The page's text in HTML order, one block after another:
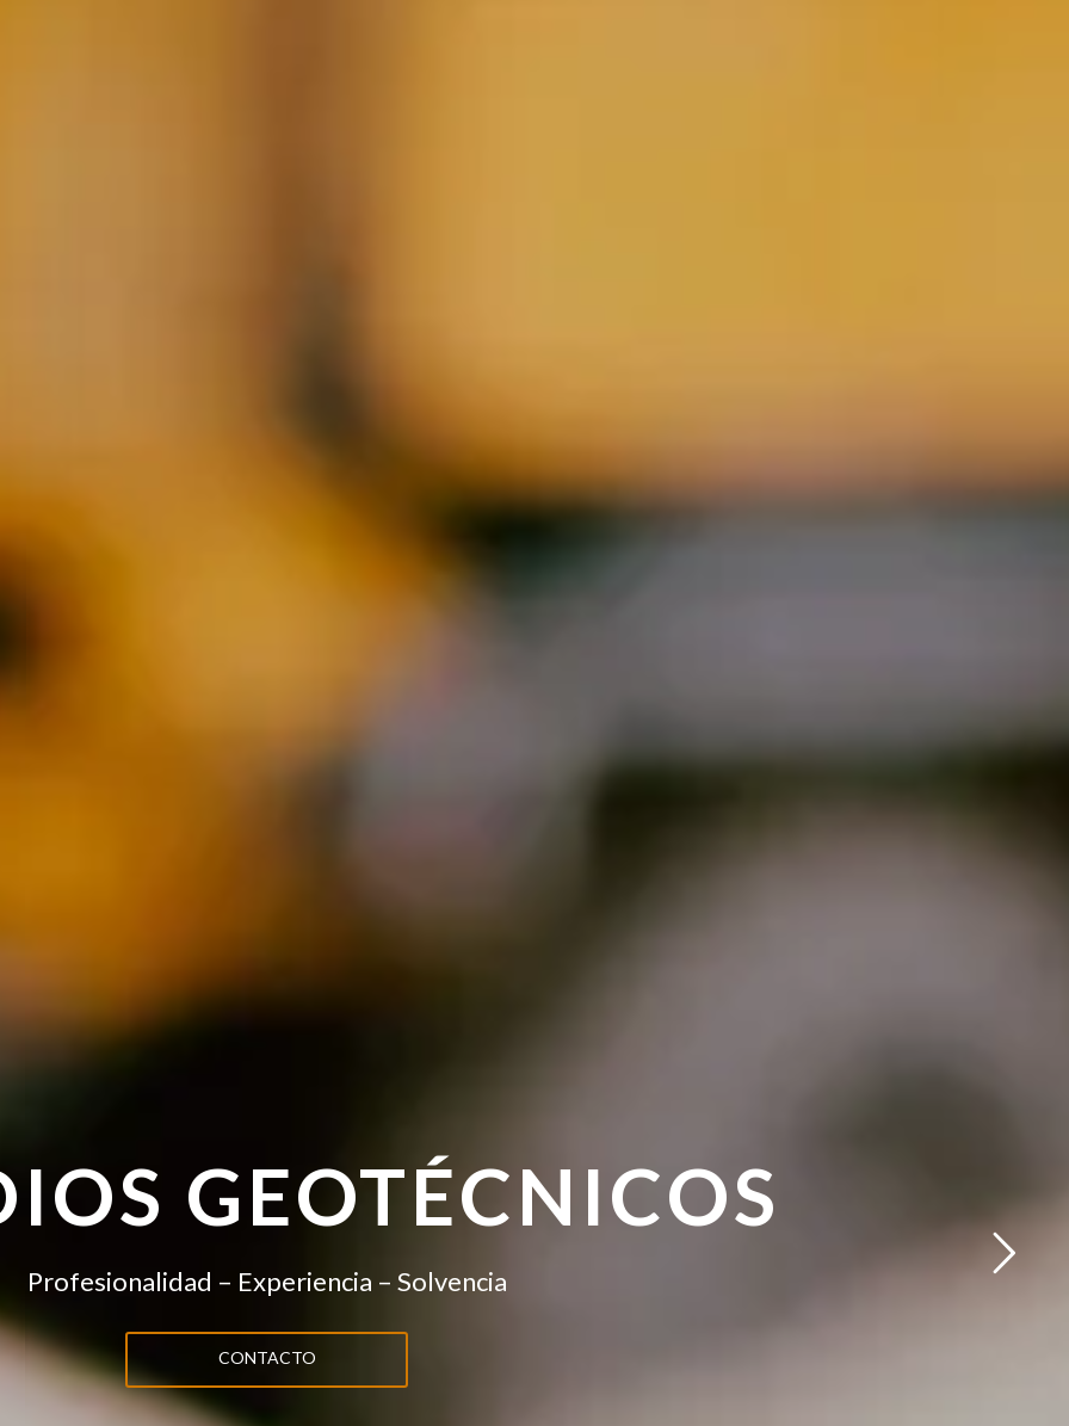
GEOTÉCNICOS
Profesionalidad – Experiencia – Solvencia
CONTACTO